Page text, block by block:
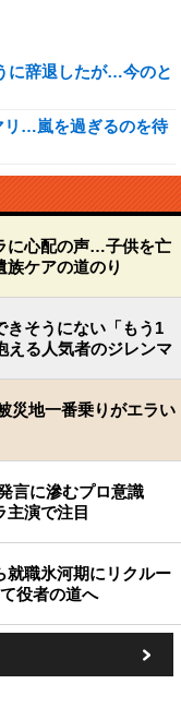
に辞退したが…今のと
リ…嵐を過ぎるのを待
に心配の声…子供を亡
族ケアの道のり
きそうにない「もう1
る人気者のジレンマ
災地一番乗りがエラい
言に滲むプロ意識
主演で注目
就職氷河期にリクルー
役者の道へ